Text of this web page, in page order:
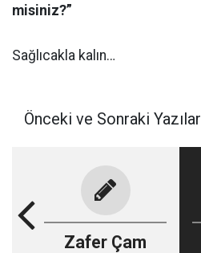
misiniz?”
Sağlıcakla kalın…
Önceki ve Sonraki Yazılar
Zafer Çam